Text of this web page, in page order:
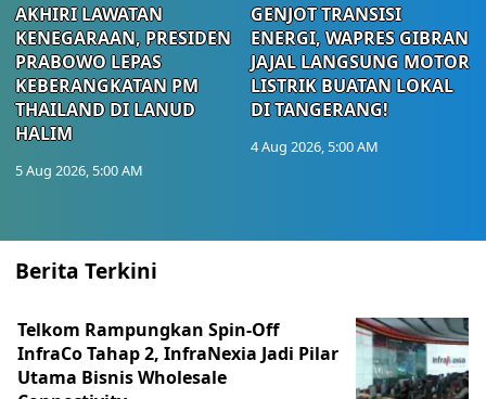
AKHIRI LAWATAN
KENEGARAAN, PRESIDEN
PRABOWO LEPAS
KEBERANGKATAN PM
THAILAND DI LANUD
HALIM
5 Aug 2026, 5:00 AM
GENJOT TRANSISI
ENERGI, WAPRES GIBRAN
JAJAL LANGSUNG MOTOR
LISTRIK BUATAN LOKAL
DI TANGERANG!
4 Aug 2026, 5:00 AM
Berita Terkini
Telkom Rampungkan Spin-Off
InfraCo Tahap 2, InfraNexia Jadi Pilar
Utama Bisnis Wholesale